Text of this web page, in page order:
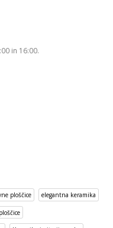
in 16:00.
ploščice elegantna keramika